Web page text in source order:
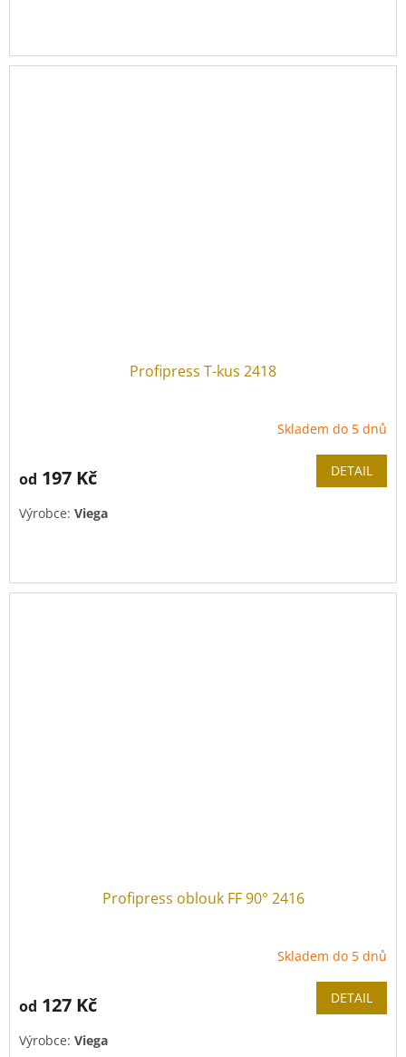
Profipress T-kus 2418
Skladem do 5 dnů
od 197 Kč DETAIL
Výrobce: Viega
Profipress oblouk FF 90° 2416
Skladem do 5 dnů
od 127 Kč DETAIL
Výrobce: Viega